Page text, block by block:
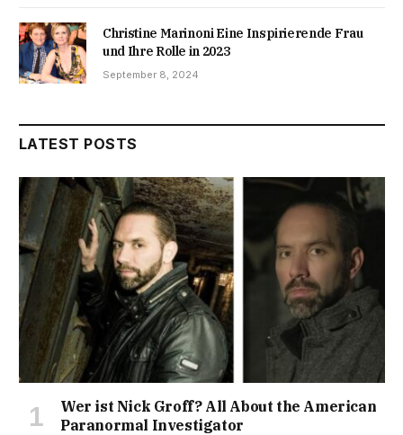
Christine Marinoni Eine Inspirierende Frau
und Ihre Rolle in 2023
September 8, 2024
LATEST POSTS
Wer ist Nick Groff? All About the American
Paranormal Investigator